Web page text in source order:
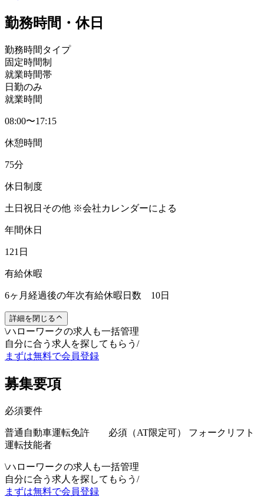
勤務時間・休日
勤務時間タイプ
固定時間制
就業時間帯
日勤のみ
就業時間
08:00〜17:15
休憩時間
75分
休日制度
土日祝日その他 ※会社カレンダーによる
年間休日
121日
有給休暇
6ヶ月経過後の年次有給休暇日数 10日
詳細を閉じる
\ハローワークの求人も一括管理
自分に合う求人を探してもらう /
まずは無料で会員登録
募集要項
必須要件
普通自動車運転免許 必須（AT限定可） フォークリフト
運転技能者
\ハローワークの求人も一括管理
自分に合う求人を探してもらう /
まずは無料で会員登録